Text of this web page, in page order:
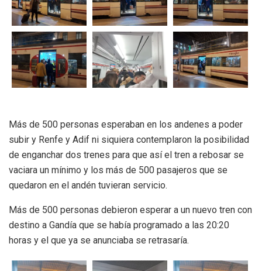
Más de 500 personas esperaban en los andenes a poder
subir y Renfe y Adif ni siquiera contemplaron la posibilidad
de enganchar dos trenes para que así el tren a rebosar se
vaciara un mínimo y los más de 500 pasajeros que se
quedaron en el andén tuvieran servicio.
Más de 500 personas debieron esperar a un nuevo tren con
destino a Gandía que se había programado a las 20:20
horas y el que ya se anunciaba se retrasaría.